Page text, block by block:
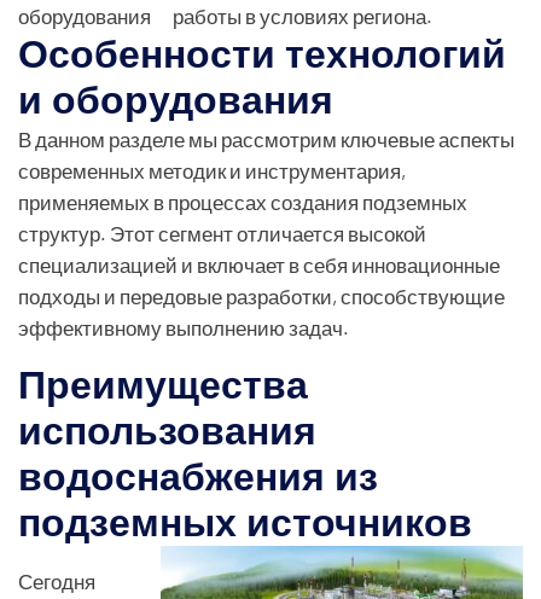
оборудования
работы в условиях региона.
Особенности технологий
и оборудования
В данном разделе мы рассмотрим ключевые аспекты
современных методик и инструментария,
применяемых в процессах создания подземных
структур. Этот сегмент отличается высокой
специализацией и включает в себя инновационные
подходы и передовые разработки, способствующие
эффективному выполнению задач.
Преимущества
использования
водоснабжения из
подземных источников
Сегодня